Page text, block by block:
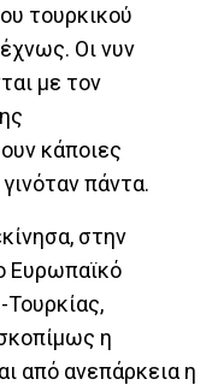
τουρκικού
Οι νυν
με τον
κάποιες
πάντα.
στην
Ευρωπαϊκό
Τουρκίας,
η
από ανεπάρκεια η